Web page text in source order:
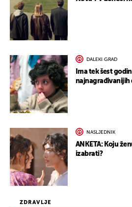
ZDRAVLJE
DALEKI GRAD
Ima tek šest
najnagrađivanijih
NASLJEDNIK
ANKETA: Koju
izabrati?